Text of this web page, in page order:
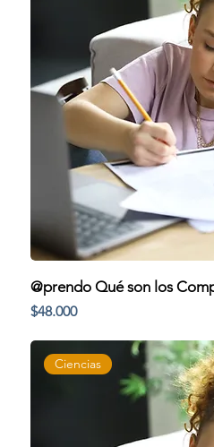
@prendo Qué son los
Precio
$48.000
Ciencias